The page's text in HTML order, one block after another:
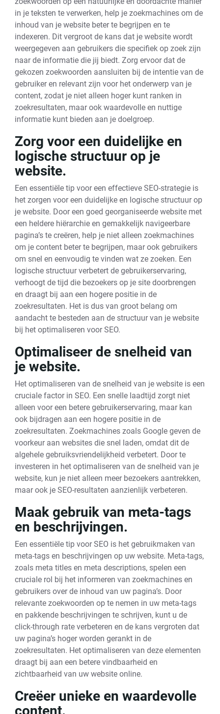
in je teksten te verwerken, help je zoekmachines om de
inhoud van je website beter te begrijpen en te
indexeren. Dit vergroot de kans dat je website wordt
weergegeven aan gebruikers die specifiek op zoek zijn
naar de informatie die jij biedt. Zorg ervoor dat de
gekozen zoekwoorden aansluiten bij de intentie van de
gebruiker en relevant zijn voor het onderwerp van je
content, zodat je niet alleen hoger kunt ranken in
zoekresultaten, maar ook waardevolle en nuttige
informatie kunt bieden aan je doelgroep.
Zorg voor een duidelijke en
logische structuur op je
website.
Een essentiële tip voor een effectieve SEO-strategie is
het zorgen voor een duidelijke en logische structuur op
je website. Door een goed georganiseerde website met
een heldere hiërarchie en gemakkelijk navigeerbare
pagina’s te creëren, help je niet alleen zoekmachines
om je content beter te begrijpen, maar ook gebruikers
om snel en eenvoudig te vinden wat ze zoeken. Een
logische structuur verbetert de gebruikerservaring,
verhoogt de tijd die bezoekers op je site doorbrengen
en draagt bij aan een hogere positie in de
zoekresultaten. Het is dus van groot belang om
aandacht te besteden aan de structuur van je website
bij het optimaliseren voor SEO.
Optimaliseer de snelheid van
je website.
Het optimaliseren van de snelheid van je website is een
cruciale factor in SEO. Een snelle laadtijd zorgt niet
alleen voor een betere gebruikerservaring, maar kan
ook bijdragen aan een hogere positie in de
zoekresultaten. Zoekmachines zoals Google geven de
voorkeur aan websites die snel laden, omdat dit de
algehele gebruiksvriendelijkheid verbetert. Door te
investeren in het optimaliseren van de snelheid van je
website, kun je niet alleen meer bezoekers aantrekken,
maar ook je SEO-resultaten aanzienlijk verbeteren.
Maak gebruik van meta-tags
en beschrijvingen.
Een essentiële tip voor SEO is het gebruikmaken van
meta-tags en beschrijvingen op uw website. Meta-tags,
zoals meta titles en meta descriptions, spelen een
cruciale rol bij het informeren van zoekmachines en
gebruikers over de inhoud van uw pagina’s. Door
relevante zoekwoorden op te nemen in uw meta-tags
en pakkende beschrijvingen te schrijven, kunt u de
click-through rate verbeteren en de kans vergroten dat
uw pagina’s hoger worden gerankt in de
zoekresultaten. Het optimaliseren van deze elementen
draagt bij aan een betere vindbaarheid en
zichtbaarheid van uw website online.
Creëer unieke en waardevolle